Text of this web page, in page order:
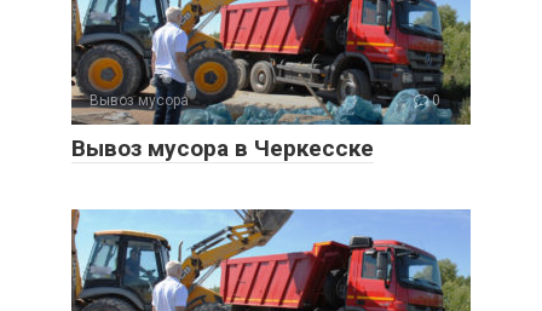
Вывоз мусора 0
Вывоз мусора в Черкесске